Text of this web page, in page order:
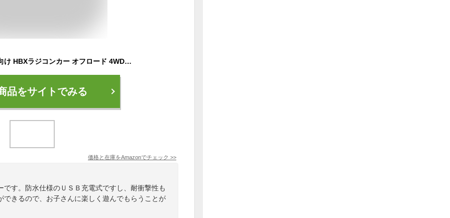
ラジコンカー こども向け HBXラジコンカー オフロード 4WD 1/16 RTR RCカー 2.4Ghz リモコンカー 40 km/h 高速 競技可能 レーシング ラジコンカー こども向け 人気 オフロード 全地形対応 こども向け オフロード ラジコンモンスター防水トラック 最新型 USB充電式 耐衝撃 RCバギートラック 誕生日プレゼント子供 男の子 贈り物（青い）
品をサイトでみる
価格と在庫をAmazonでチェック >>
す。防水仕様のＵＳＢ充電式ですし、耐衝撃性も
できるので、お子さんに楽しく遊んでもらうことが